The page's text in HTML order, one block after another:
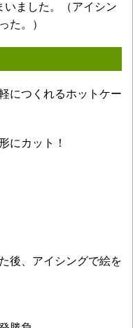
いました。（アイシン
た。）
につくれるホットケー
にカット！
後、アイシングで絵を